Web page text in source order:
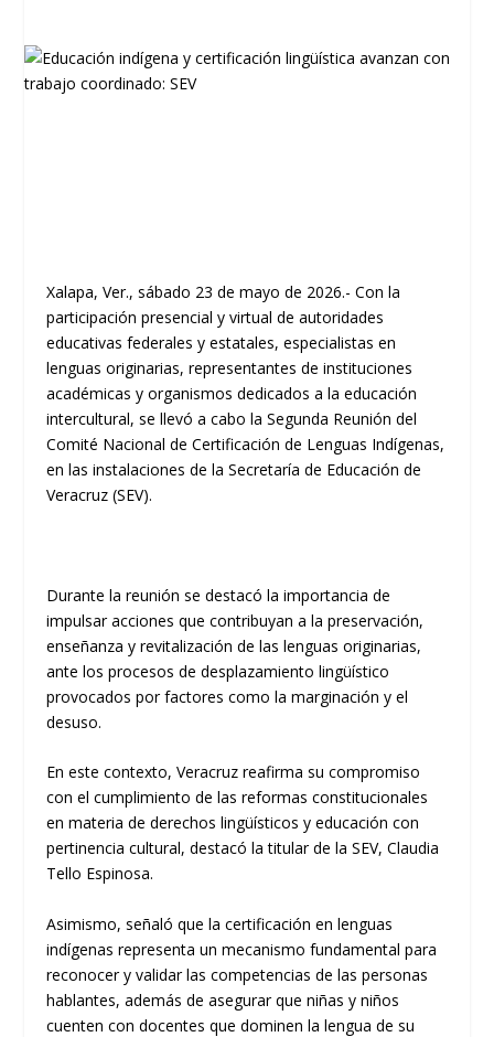
Xalapa, Ver., sábado 23 de mayo de 2026.- Con la
participación presencial y virtual de autoridades
educativas federales y estatales, especialistas en
lenguas originarias, representantes de instituciones
académicas y organismos dedicados a la educación
intercultural, se llevó a cabo la Segunda Reunión del
Comité Nacional de Certificación de Lenguas Indígenas,
en las instalaciones de la Secretaría de Educación de
Veracruz (SEV).
Durante la reunión se destacó la importancia de
impulsar acciones que contribuyan a la preservación,
enseñanza y revitalización de las lenguas originarias,
ante los procesos de desplazamiento lingüístico
provocados por factores como la marginación y el
desuso.
En este contexto, Veracruz reafirma su compromiso
con el cumplimiento de las reformas constitucionales
en materia de derechos lingüísticos y educación con
pertinencia cultural, destacó la titular de la SEV, Claudia
Tello Espinosa.
Asimismo, señaló que la certificación en lenguas
indígenas representa un mecanismo fundamental para
reconocer y validar las competencias de las personas
hablantes, además de asegurar que niñas y niños
cuenten con docentes que dominen la lengua de su